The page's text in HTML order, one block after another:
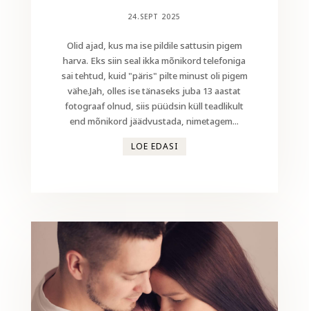
24.SEPT 2025
Olid ajad, kus ma ise pildile sattusin pigem
harva. Eks siin seal ikka mõnikord telefoniga
sai tehtud, kuid "päris" pilte minust oli pigem
vähe.Jah, olles ise tänaseks juba 13 aastat
fotograaf olnud, siis püüdsin küll teadlikult
end mõnikord jäädvustada, nimetagem...
LOE EDASI